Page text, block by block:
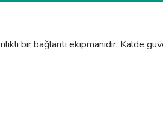
bir bağlantı ekipmanıdır. Kalde